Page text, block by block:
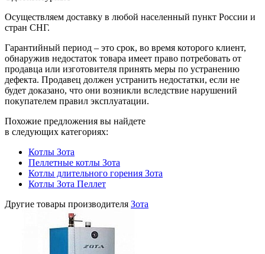
Осуществляем доставку в любой населенный пункт России и
стран СНГ.
Гарантийный период – это срок, во время которого клиент,
обнаружив недостаток товара имеет право потребовать от
продавца или изготовителя принять меры по устранению
дефекта. Продавец должен устранить недостатки, если не
будет доказано, что они возникли вследствие нарушений
покупателем правил эксплуатации.
Похожие предложения вы найдете
в следующих категориях:
Котлы Зота
Пеллетные котлы Зота
Котлы длительного горения Зота
Котлы Зота Пеллет
Другие товары производителя Зота